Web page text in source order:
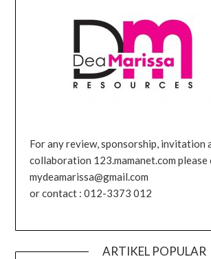
For any review, sponsorship, invitation
collaboration 123.mamanet.com please
mydeamarissa@gmail.com
or contact : 012-3373 012
ARTIKEL POPULAR